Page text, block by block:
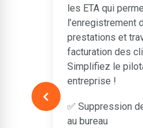
les ETA qui
l’enregistrement
prestations et
facturation des
Simplifiez le
entreprise !
✅ Suppression
au bureau